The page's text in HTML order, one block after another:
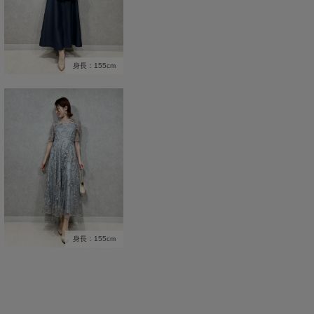
身長：155cm
身長：155cm